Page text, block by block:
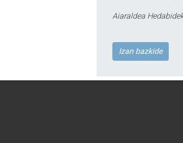
Aiaraldea
Izan bazkide